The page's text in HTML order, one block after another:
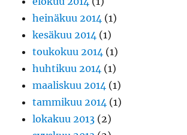
heinäkuu 2014 (1)
kesäkuu 2014 (1)
toukokuu 2014 (1)
huhtikuu 2014 (1)
maaliskuu 2014 (1)
tammikuu 2014 (1)
lokakuu 2013 (2)